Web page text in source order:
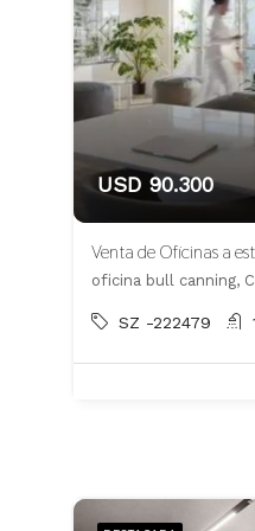
USD 90.300
Venta de Oficinas a
oficina bull canning,
SZ -222479